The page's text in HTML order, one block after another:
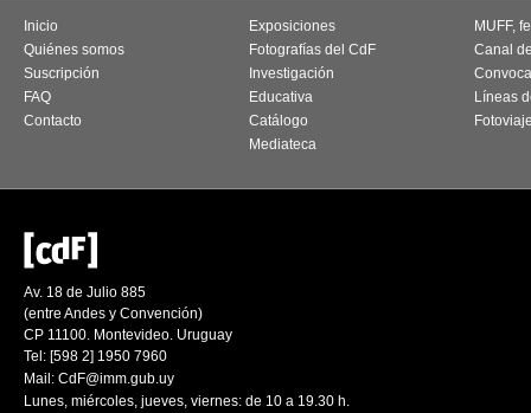
Inicio
Quiénes somos
Suscripción
FAQ
Contacto
Exposiciones
Fotografías del CdF
Investigación
Educativa
Catálogo
Mediateca
MUFF,
Canal
Líneas
Av. 18 de Julio 885
(entre Andes y Convención)
CP 11100. Montevideo. Uruguay
Tel: [598 2] 1950 7960
Mail: CdF@imm.gub.uy
Lunes, miércoles, jueves, viernes: de 10 a 19.30 h.